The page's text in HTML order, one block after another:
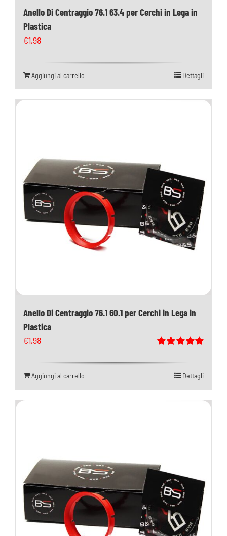
Anello Di Centraggio 76.1 63.4 per Cerchi in Lega in
Plastica
€1,98
Aggiungi al carrello Dettagli
Anello Di Centraggio 76.1 60.1 per Cerchi in Lega in
Plastica
5.00
€1,98
Aggiungi al carrello Dettagli